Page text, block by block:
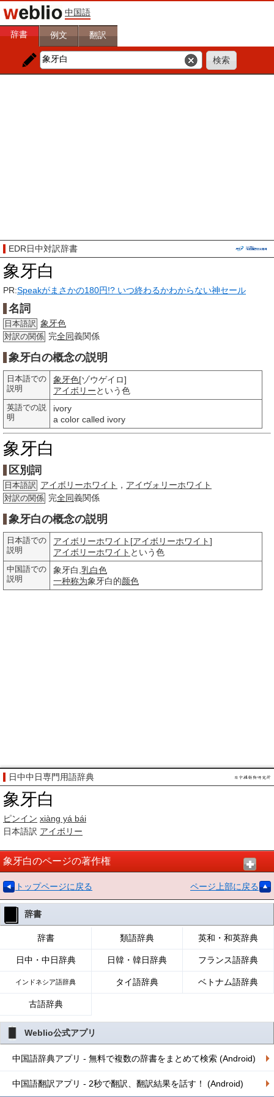
中国語
辞書 例文 翻訳
EDR日中対訳辞書
象牙白
PR:Speakがまさかの180円!? いつ終わるかわからない神セール
名詞
日本語訳 象牙色
対訳の関係 完全同義関係
象牙白の概念の説明
日本語での
説明
象牙色[ゾウゲイロ]
アイボリーという色
英語での説
明
ivory
a color called ivory
象牙白
区別詞
日本語訳 アイボリーホワイト ， アイヴォリーホワイト
対訳の関係 完全同義関係
象牙白の概念の説明
日本語での
説明
アイボリーホワイト [アイボリーホワイト]
アイボリーホワイト という色
中国語での
説明
象牙白, 乳白色
一种称为象牙白的颜色
日中中日専門用語辞典
象牙白
ピンイン xiàng yá bái
日本語訳 アイボリー
象牙白のページの著作権
トップページに戻る ページ上部に戻る
辞書
辞書 類語辞典 英和・和英辞典
日中・中日辞典 日韓・韓日辞典 フランス語辞典
インドネシア語辞典 タイ語辞典 ベトナム語辞典
古語辞典
Weblio公式アプリ
中国語辞典アプリ - 無料で複数の辞書をまとめて検索 (Android)
中国語翻訳アプリ - 2秒で翻訳、翻訳結果を話す！ (Android)